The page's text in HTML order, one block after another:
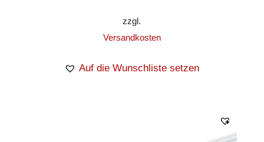
zzgl.
Versandkosten
Auf die Wunschliste setzen